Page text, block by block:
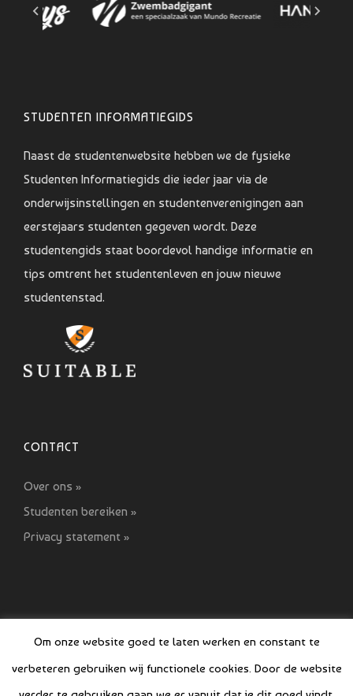
STUDENTEN INFORMATIEGIDS
Naast de studentenwebsite hebben we de fysieke
Studenten Informatiegids die ieder jaar via de
onderwijsinstellingen en studentenverenigingen aan
eerstejaars studenten gegeven wordt. Deze
studentengids staat boordevol handige informatie en
tips omtrent het studentenleven en jouw nieuwe
studentenstad.
CONTACT
Over ons »
Studenten bereiken »
Privacy statement »
© COPYRIGHT SI GIDS 2021-2022
Om onze website goed te laten werken en constant te
verbeteren gebruiken wij functionele cookies. Door de website